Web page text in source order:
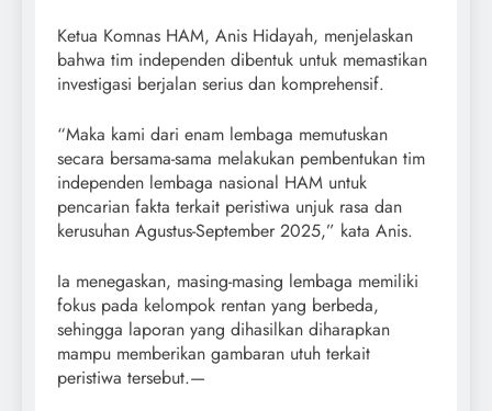
Ketua Komnas HAM, Anis Hidayah, menjelaskan
bahwa tim independen dibentuk untuk memastikan
investigasi berjalan serius dan komprehensif.
“Maka kami dari enam lembaga memutuskan
secara bersama-sama melakukan pembentukan tim
independen lembaga nasional HAM untuk
pencarian fakta terkait peristiwa unjuk rasa dan
kerusuhan Agustus-September 2025,” kata Anis.
Ia menegaskan, masing-masing lembaga memiliki
fokus pada kelompok rentan yang berbeda,
sehingga laporan yang dihasilkan diharapkan
mampu memberikan gambaran utuh terkait
peristiwa tersebut.—